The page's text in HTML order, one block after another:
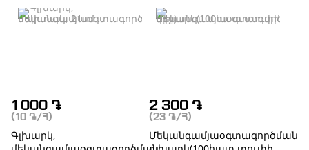
1 000 ֏
(10 ֏ /Հ)
Գլխարկ,
2 300 ֏
(23 ֏ /Հ)
Մեկանգամյաօգտագործման